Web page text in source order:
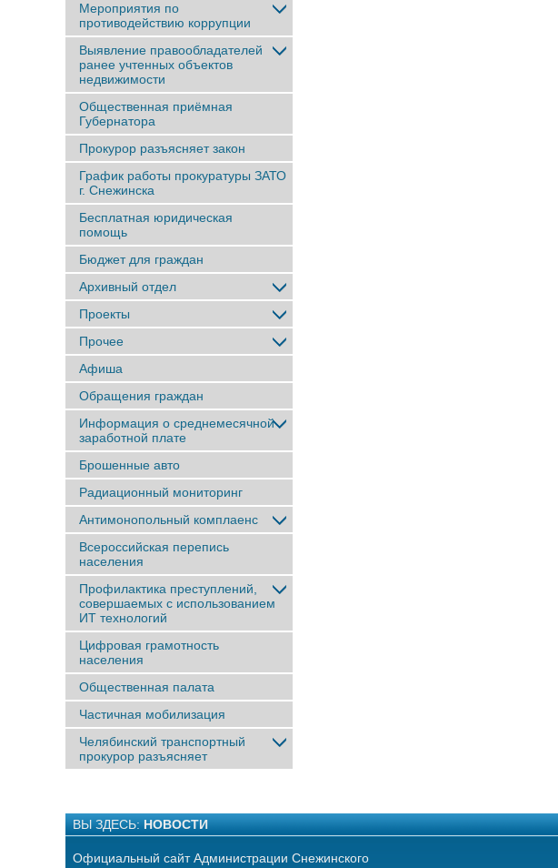
Мероприятия по
противодействию коррупции
Выявление правообладателей
ранее учтенныx объектов
недвижимости
Общественная приёмная
Губернатора
Прокурор разъясняет закон
График работы прокуратуры ЗАТО
г. Снежинска
Бесплатная юридическая
помощь
Бюджет для граждан
Архивный отдел
Проекты
Прочее
Афиша
Обращения граждан
Информация о среднемесячной
заработной плате
Брошенные авто
Радиационный мониторинг
Антимонопольный комплаенс
Всероссийская перепись
населения
Профилактика преступлений,
совершаемых с использованием
ИТ технологий
Цифровая грамотность
населения
Общественная палата
Частичная мобилизация
Челябинский транспортный
прокурор разъясняет
ВЫ ЗДЕСЬ: НОВОСТИ
Официальный сайт Администрации Снежинского